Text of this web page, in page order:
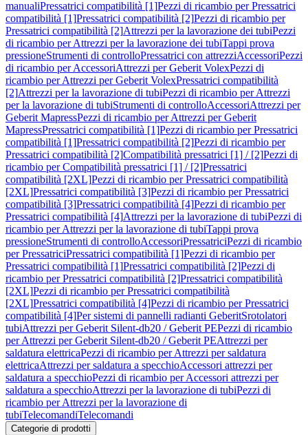
manualiPressatrici compatibilità [1]Pezzi di ricambio per Pressatrici
compatibilità [1]Pressatrici compatibilità [2]Pezzi di ricambio per
Pressatrici compatibilità [2]Attrezzi per la lavorazione dei tubiPezzi
di ricambio per Attrezzi per la lavorazione dei tubiTappi prova
pressioneStrumenti di controlloPressatrici con attrezziAccessoriPezzi
di ricambio per AccessoriAttrezzi per Geberit VolexPezzi di
ricambio per Attrezzi per Geberit VolexPressatrici compatibilità
[2]Attrezzi per la lavorazione di tubiPezzi di ricambio per Attrezzi
per la lavorazione di tubiStrumenti di controlloAccessoriAttrezzi per
Geberit MapressPezzi di ricambio per Attrezzi per Geberit
MapressPressatrici compatibilità [1]Pezzi di ricambio per Pressatrici
compatibilità [1]Pressatrici compatibilità [2]Pezzi di ricambio per
Pressatrici compatibilità [2]Compatibilità pressatrici [1] / [2]Pezzi di
ricambio per Compatibilità pressatrici [1] / [2]Pressatrici
compatibilità [2XL]Pezzi di ricambio per Pressatrici compatibilità
[2XL]Pressatrici compatibilità [3]Pezzi di ricambio per Pressatrici
compatibilità [3]Pressatrici compatibilità [4]Pezzi di ricambio per
Pressatrici compatibilità [4]Attrezzi per la lavorazione di tubiPezzi di
ricambio per Attrezzi per la lavorazione di tubiTappi prova
pressioneStrumenti di controlloAccessoriPressatriciPezzi di ricambio
per PressatriciPressatrici compatibilità [1]Pezzi di ricambio per
Pressatrici compatibilità [1]Pressatrici compatibilità [2]Pezzi di
ricambio per Pressatrici compatibilità [2]Pressatrici compatibilità
[2XL]Pezzi di ricambio per Pressatrici compatibilità
[2XL]Pressatrici compatibilità [4]Pezzi di ricambio per Pressatrici
compatibilità [4]Per sistemi di pannelli radianti GeberitSrotolatori
tubiAttrezzi per Geberit Silent-db20 / Geberit PEPezzi di ricambio
per Attrezzi per Geberit Silent-db20 / Geberit PEAttrezzi per
saldatura elettricaPezzi di ricambio per Attrezzi per saldatura
elettricaAttrezzi per saldatura a specchioAccessori attrezzi per
saldatura a specchioPezzi di ricambio per Accessori attrezzi per
saldatura a specchioAttrezzi per la lavorazione di tubiPezzi di
ricambio per Attrezzi per la lavorazione di
tubiTelecomandiTelecomandi
Categorie di prodotti